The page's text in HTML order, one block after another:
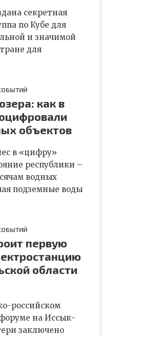
секретная
по Кубе для
и значимой
для
как в
объектов
в «цифру»
республики –
водных
подземные воды
первую
области
российском
на Иссык-
заключено